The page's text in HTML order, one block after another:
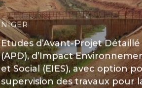
NIGER
Etudes d’Avant-Projet Détaillé
(APD), d’Impact
et Social (EIES), avec option
supervision des travaux pour